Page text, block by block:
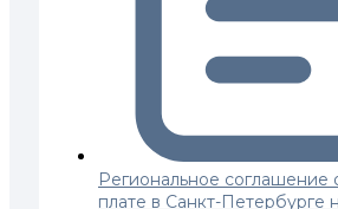
Региональное соглашение
плате в Санкт-Петербурге